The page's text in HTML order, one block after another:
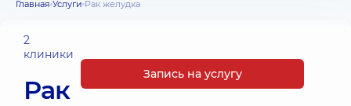
Главная Услуги Рак желудка
2
клиники
Рак
Запись на услугу